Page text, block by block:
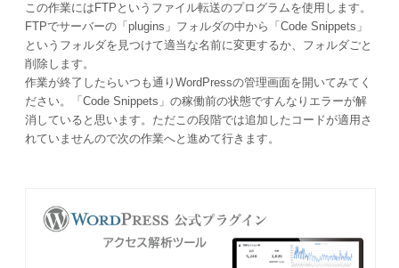
この作業にはFTPというファイル転送のプログラムを使用します。
FTPでサーバーの「plugins」フォルダの中から「Code Snippets」
というフォルダを見つけて適当な名前に変更するか、フォルダごと
削除します。
作業が終了したらいつも通りWordPressの管理画面を開いてみてく
ださい。「Code Snippets」の稼働前の状態ですんなりエラーが解
消していると思います。ただこの段階では追加したコードが適用さ
れていませんので次の作業へと進めて行きます。